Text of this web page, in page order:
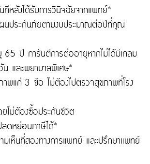
ทีหลังได้รับการวินิจฉัยจากแพทย์*
ผนประกันภัยตามงบประมาณต่อปีที่คุณ
65 ปี การันตีการต่ออายุหากไม่ได้มีเคลม
น และพยาบาลพิเศษ*
พแค่ 3 ข้อ ไม่ต้องไปตรวจสุขภาพที่โรง
ไม่ต้องซื้อประกันชีวิต
ลดหย่อนภาษีได้*
เห็นที่สองทางการแพทย์ และปรึกษาแพทย์